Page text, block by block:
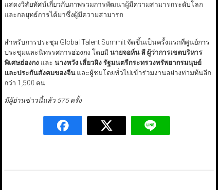
แสดงวิสัยทัศน์เกี่ยวกับภาพรวมการพัฒนาผู้มีความสามารถระดับโลก
และกลยุทธ์การได้มาซึ่งผู้มีความสามารถ
สำหรับการประชุม Global Talent Summit จัดขึ้นเป็นครั้งแรกที่ศูนย์การ
ประชุมและนิทรรศการฮ่องกง โดยมี นายจอห์น ลี ผู้ว่าการเขตบริหาร
พิเศษฮ่องกงและ นางหวัง เสี่ยวผิง รัฐมนตรีกระทรวงทรัพยากรมนุษย์
และประกันสังคมของจีน และผู้ชมโดยทั่วไปเข้าร่วมงานอย่างท่วมท้นอีก
กว่า 1,500 คน
มีผู้อ่านข่าวนี้แล้ว 575 ครั้ง